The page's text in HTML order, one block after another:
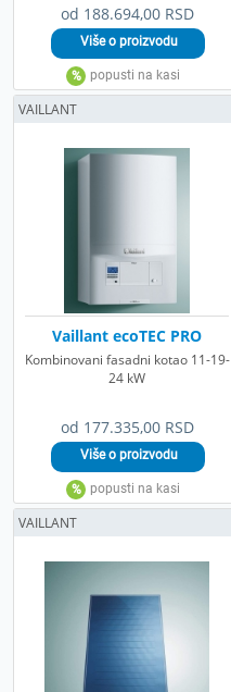
od 188.694,00 RSD
od 177.335,00 RSD
Vaillant ecoTEC PRO
Kombinovani fasadni kotao 11-19-
24 kW
VAILLANT
VAILLANT